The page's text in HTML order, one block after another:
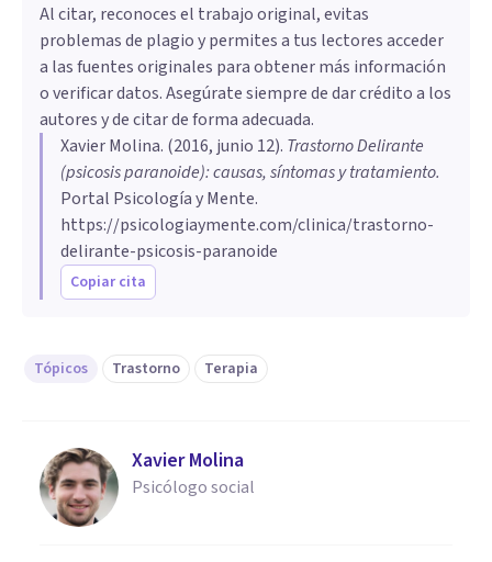
Al citar, reconoces el trabajo original, evitas
problemas de plagio y permites a tus lectores acceder
a las fuentes originales para obtener más información
o verificar datos. Asegúrate siempre de dar crédito a los
autores y de citar de forma adecuada.
Xavier Molina. (2016, junio 12). Trastorno Delirante
(psicosis paranoide): causas, síntomas y tratamiento.
Portal Psicología y Mente.
https://psicologiaymente.com/clinica/trastorno-
delirante-psicosis-paranoide
Copiar cita
Tópicos Trastorno Terapia
Xavier Molina
Psicólogo social